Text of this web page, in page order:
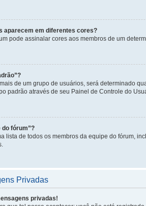
aparecem em diferentes cores?
pode assinalar cores aos membros de um
de um grupo de usuários, será determinado
padrão através de seu Painel de Controle do
do fórum”?
lista de todos os membros da equipe do fórum,
Privadas
privadas!